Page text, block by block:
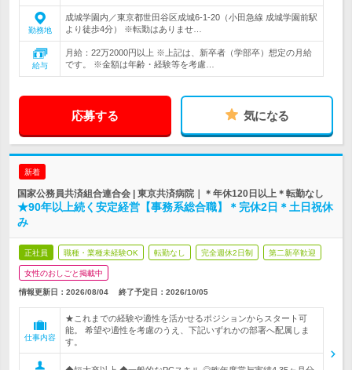
勤務地
成城学園内／東京都世田谷区成城6-1-20（小田急線 成城学園前駅
より徒歩4分） ※転勤はありませ…
給与
月給：22万2000円以上 ※上記は、新卒者（学部卒）想定の月給
です。 ※金額は年齢・経験等を考慮…
応募する 気になる
新着
国家公務員共済組合連合会 | 東京共済病院｜＊年休120日以上＊転勤なし
★90年以上続く安定経営【事務系総合職】＊完休2日＊土日祝休
み
正社員 職種・業種未経験OK 転勤なし 完全週休2日制 第二新卒歓迎
女性のおしごと掲載中
情報更新日：2026/08/04 終了予定日：2026/10/05
仕事内容
★これまでの経験や適性を活かせるポジションからスタート可
能。 希望や適性を考慮のうえ、下記いずれかの部署へ配属しま
す。